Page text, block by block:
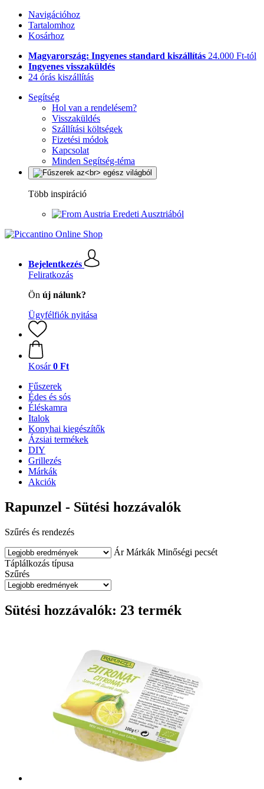
Navigációhoz
Tartalomhoz
Kosárhoz
Magyarország: Ingyenes standard kiszállítás 24.000 Ft-tól
Ingyenes visszaküldés
24 órás kiszállítás
Segítség
Hol van a rendelésem?
Visszaküldés
Szállítási költségek
Fizetési módok
Kapcsolat
Minden Segítség-téma
Több inspiráció
Eredeti Ausztriából
Bejelentkezés
Feliratkozás
Ön új nálunk?
Ügyfélfiók nyitása
Kosár 0 Ft
Fűszerek
Édes és sós
Éléskamra
Italok
Konyhai kiegészítők
Ázsiai termékek
DIY
Grillezés
Márkák
Akciók
Rapunzel - Sütési hozzávalók
Szűrés és rendezés
Ár Márkák Minőségi pecsét
Táplálkozás típusa
Szűrés
Sütési hozzávalók: 23 termék